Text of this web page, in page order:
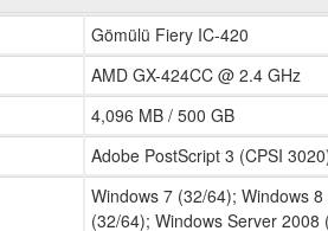
Gömülü Fiery IC-420
AMD GX-424CC @ 2.4 GHz
4,096 MB / 500 GB
Adobe PostScript 3 (CPSI
Windows 7 (32/64); Windows
(32/64); Windows Server